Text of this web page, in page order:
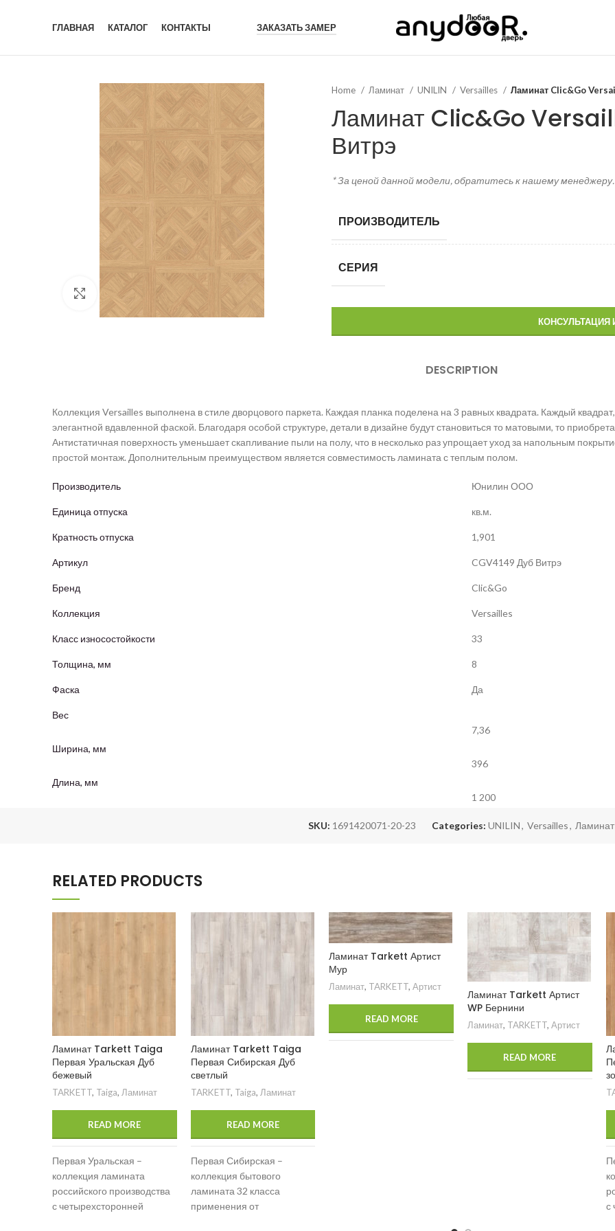
ГЛАВНАЯ КАТАЛОГ КОНТАКТЫ ЗАКАЗАТЬ ЗАМЕР
Click to enlarge
Home Ламинат UNILIN Versailles Ламинат Clic&Go
Ламинат Clic&Go
Витрэ
* За ценой данной модели, обратитесь к нашему менеджеру.
ПРОИЗВОДИТЕЛЬ
СЕРИЯ
КОНСУЛЬТАЦИЯ
DESCRIPTION
Коллекция Versailles выполнена в стиле дворцового паркета. Каждая планка поделена на 3 равных квадрата. Каждый
элегантной вдавленной фаской. Благодаря особой структуре, детали в дизайне будут становиться то матовыми, то
Антистатичная поверхность уменьшает скапливание пыли на полу, что в несколько раз упрощает уход за напольным
простой монтаж. Дополнительным преимуществом является совместимость ламината с теплым полом.
Производитель Юнилин ООО
Единица отпуска кв.м.
Кратность отпуска 1,901
Артикул CGV4149 Дуб Витрэ
Бренд Clic&Go
Коллекция Versailles
Класс износостойкости 33
Толщина, мм 8
Фаска Да
Вес
7,36
Ширина, мм
396
Длина, мм
1 200
SKU: 1691420071-20-23 Categories: UNILIN, Versailles, Ламинат
RELATED PRODUCTS
Ламинат Tarkett Taiga
Первая Уральская Дуб
бежевый
TARKETT, Taiga, Ламинат
READ MORE
Первая Уральская –
коллекция ламината
российского производства
с четырехсторонней
Ламинат Tarkett Taiga
Первая Сибирская Дуб
светлый
TARKETT, Taiga, Ламинат
READ MORE
Первая Сибирская –
коллекция бытового
ламината 32 класса
применения от
Ламинат Tarkett Артист
Мур
Ламинат, TARKETT,Артист
READ MORE
Ламинат Tarkett Артист
WP Бернини
Ламинат, TARKETT, Артист
READ MORE
с